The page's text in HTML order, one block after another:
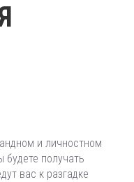
и личностном
получать
вас к разгадке